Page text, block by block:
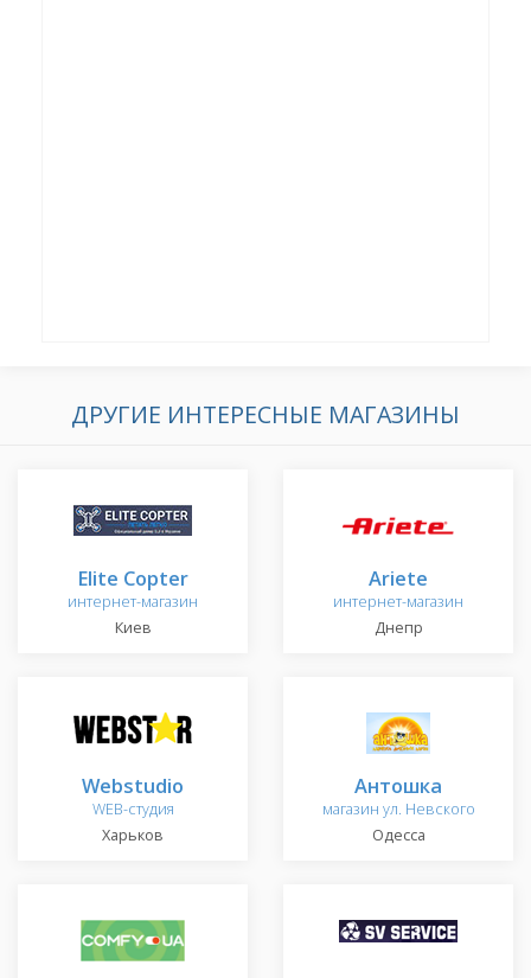
ДРУГИЕ ИНТЕРЕСНЫЕ МАГАЗИНЫ
Elite Copter
интернет-магазин
Киев
Ariete
интернет-магазин
Днепр
Webstudio
WEB-студия
Харьков
Антошка
магазин ул. Невского
Одесса